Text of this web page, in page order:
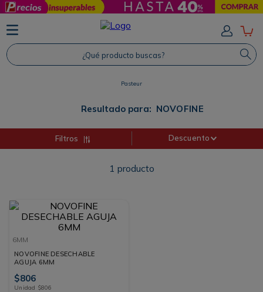
¿Qué producto buscas?
Pasteur
Resultado para: NOVOFINE
Filtros Descuento
1 producto
6MM
NOVOFINE DESECHABLE
AGUJA 6MM
$806
Unidad $806
TÉRMINOS MÁS BUSCADOS
1. Protector Solar
2. Shampoo